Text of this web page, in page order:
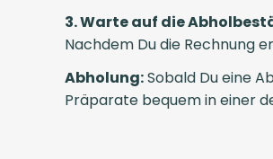
3. Warte auf die
Nachdem Du die Rechnung
Abholung:Sobald Du eine
Präparate bequem in einer